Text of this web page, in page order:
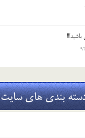
بندی های سایت